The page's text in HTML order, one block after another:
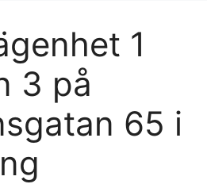
1
3 på
65 i